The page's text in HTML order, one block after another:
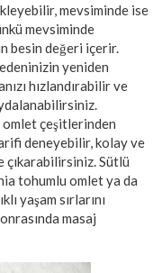
mevsiminde ise
mevsiminde
besin değeri içerir.
yeniden
hızlandırabilir ve
çeşitlerinden
deneyebilir, kolay ve
Sütlü
tohumlu omlet ya da
yaşam sırlarını
masaj